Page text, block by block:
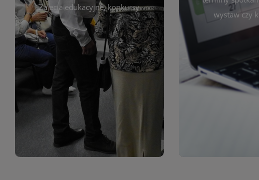
Zajęcia edukacyjne, konkursy
Wystawy
Biblioteka organizuje prezentujące
zarówno sztukę lokalnych twórców,
jak i zbiory tematyczne. W tej sekcji
znajdziesz informacje o aktualnych
ekspozycjach oraz archiwum wystaw
z poprzednich lat. Prezentowane
prace obejmują malarstwo,
wystaw czy
Cię
harmonogram na
był zgodny z
Zapraszamy
uczestnictwa w